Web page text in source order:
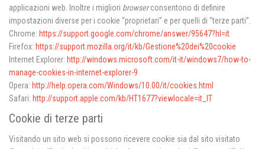
applicazioni web. Inoltre i migliori browserconsentono di definire
impostazioni diverse per i cookie “proprietari” e per quelli di “terze parti”.
Chrome: https://support.google.com/chrome/answer/95647?hl=it
Firefox: https://support.mozilla.org/it/kb/Gestione%20dei%20cookie
Internet Explorer: http://windows.microsoft.com/it-it/windows7/how-to-
manage-cookies-in-internet-explorer-9
Opera: http://help.opera.com/Windows/10.00/it/cookies.html
Safari: http://support.apple.com/kb/HT1677?viewlocale=it_IT
Cookie di terze parti
Visitando un sito web si possono ricevere cookie sia dal sito visitato